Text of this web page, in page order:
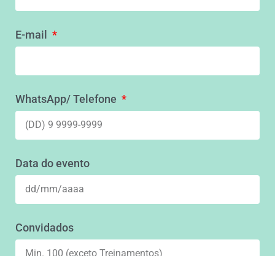
E-mail
WhatsApp/ Telefone
Data do evento
Convidados